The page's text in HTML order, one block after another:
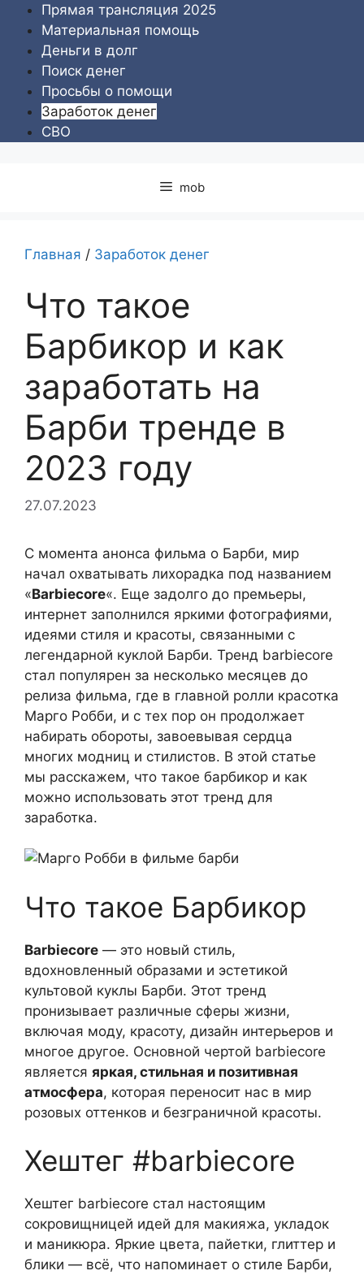
Перейти
содержимому
Прямая трансляция 2025
Материальная помощь
Деньги в долг
Поиск денег
Просьбы о помощи
Заработок денег
СВО
mob
Главная / Заработок денег
Что такое
Барбикор и как
заработать на
Барби тренде в
2023 году
27.07.2023
С момента анонса фильма о Барби, мир
начал охватывать лихорадка под названием
«Barbiecore«. Еще задолго до премьеры,
интернет заполнился яркими фотографиями,
идеями стиля и красоты, связанными с
легендарной куклой Барби. Тренд barbiecore
стал популярен за несколько месяцев до
релиза фильма, где в главной ролли красотка
Марго Робби, и с тех пор он продолжает
набирать обороты, завоевывая сердца
многих модниц и стилистов. В этой статье
мы расскажем, что такое барбикор и как
можно использовать этот тренд для
заработка.
Что такое Барбикор
Barbiecore — это новый стиль,
вдохновленный образами и эстетикой
культовой куклы Барби. Этот тренд
пронизывает различные сферы жизни,
включая моду, красоту, дизайн интерьеров и
многое другое. Основной чертой barbiecore
является яркая, стильная и позитивная
атмосфера, которая переносит нас в мир
розовых оттенков и безграничной красоты.
Хештег #barbiecore
Хештег barbiecore стал настоящим
сокровищницей идей для макияжа, укладок
и маникюра. Яркие цвета, пайетки, глиттер и
блики — всё, что напоминает о стиле Барби,